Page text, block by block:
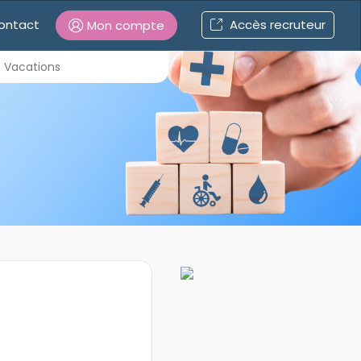
Mon compte Accès recruteur
Connexion
Mot de passe oublié ?
Connexion
Se connecter avec Facebook
Vacations